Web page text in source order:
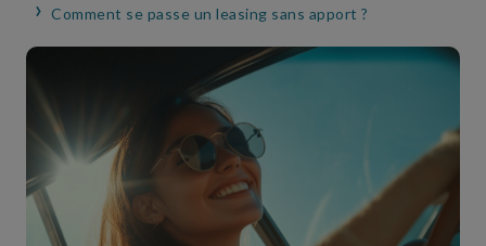
Comment se passe un leasing sans apport ?